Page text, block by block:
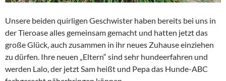
Unsere beiden quirligen Geschwister haben bereits bei uns in
der Tieroase alles gemeinsam gemacht und hatten jetzt das
große Glück, auch zusammen in ihr neues Zuhause einziehen
zu dürfen. Ihre neuen „Eltern“ sind sehr hundeerfahren und
werden Lalo, der jetzt Sam heißt und Pepa das Hunde-ABC